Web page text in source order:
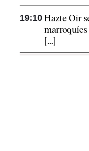
19:10 Hazte Oír
[...]